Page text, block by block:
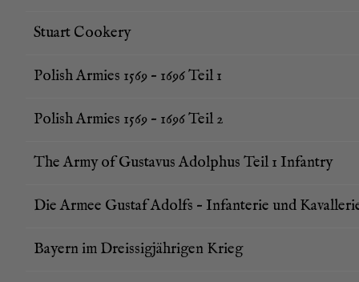
Stuart Coo­kery
Polish Armies 1569 – 1696 Teil 1
Polish Armies 1569 – 1696 Teil 2
The Army of Gustavus Adolp­hus Teil 1 Infantry
Die Armee Gus­taf Adolfs – Infan­te­rie und
Bay­ern im Dreis­sig­jäh­ri­gen Krieg